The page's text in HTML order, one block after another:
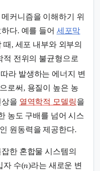
커니즘을 이해하기 위
다. 예를 들어 세포막
, 세포 내부와 외부의
적 전위의 불균형으로
라 발생하는 에너지 변
로써, 용질이 높은 농
을 열역학적 모델링을
농도 구배를 넘어 시스
원동력을 제공한다.
한 혼합물 시스템의
자 수(n)라는 새로운 변